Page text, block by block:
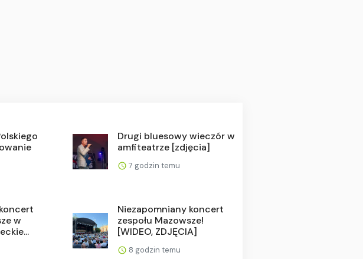
Drugi bluesowy wieczór w
amfiteatrze [zdjęcia]
7 godzin temu
w
Niezapomniany koncert
zespołu Mazowsze!
[WIDEO, ZDJĘCIA]
8 godzin temu